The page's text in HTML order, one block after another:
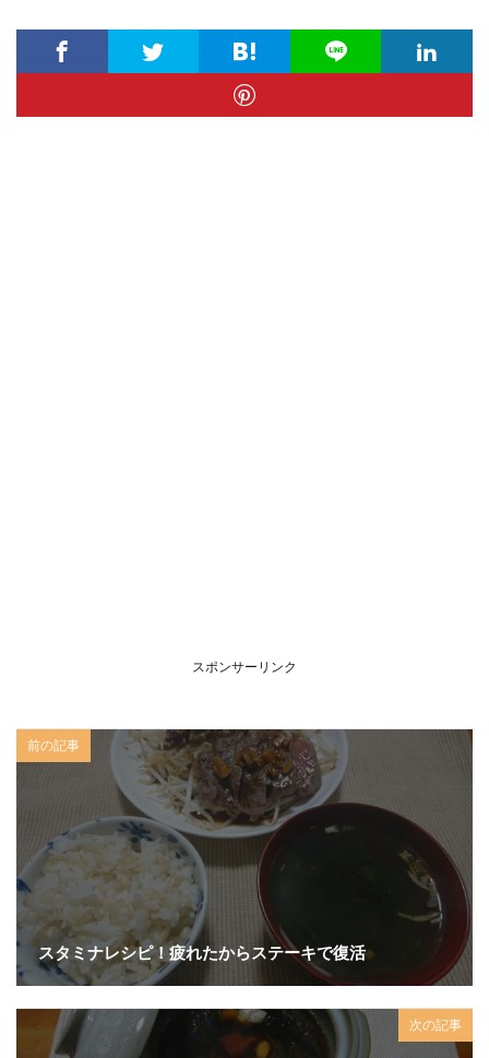
スポンサーリンク
前の記事
スタミナレシピ！疲れたからステーキで復活
次の記事